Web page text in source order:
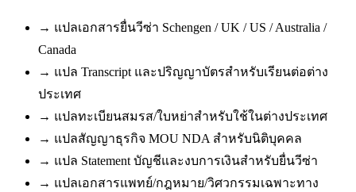
→ แปลเอกสารยื่นวีซ่า Schengen / UK / US / Australia /
Canada
→ แปล Transcript และปริญญาบัตรสำหรับเรียนต่อต่าง
ประเทศ
→ แปลทะเบียนสมรส/ใบหย่าสำหรับใช้ในต่างประเทศ
→ แปลสัญญาธุรกิจ MOU NDA สำหรับนิติบุคคล
→ แปล Statement บัญชีและงบการเงินสำหรับยื่นวีซ่า
→ แปลเอกสารแพทย์/กฎหมาย/วิศวกรรมเฉพาะทาง